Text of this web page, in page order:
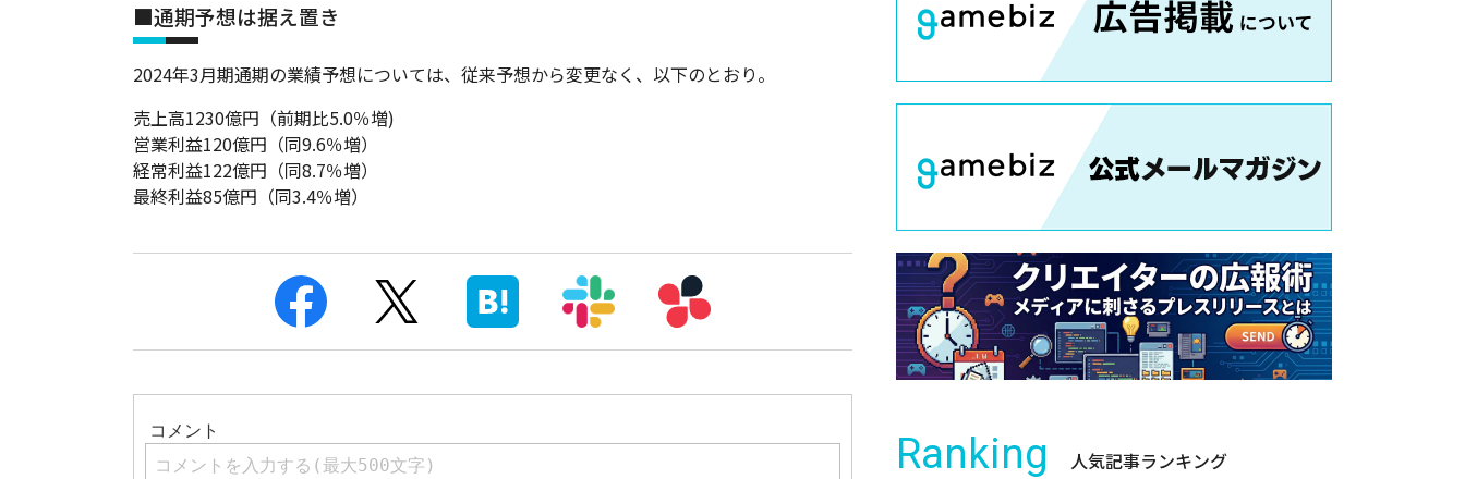
■通期予想は据え置き
2024年3月期通期の業績予想については、従来予想から変更なく、以下のとおり。
売上高1230億円（前期比5.0％増)
営業利益120億円（同9.6％増）
経常利益122億円（同8.7％増）
最終利益85億円（同3.4％増）
Ranking 人気記事ランキング